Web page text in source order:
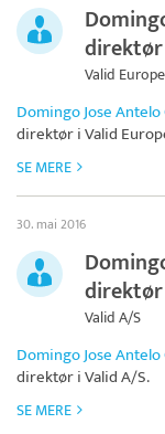
direktør
Valid
Domingo Jose Antelo
direktør iValid
SE MERE
30. mai 2016
direktør
Valid A/S
Domingo Jose Antelo
direktør iValid A/S.
SE MERE